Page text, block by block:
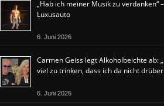
„Hab ich meiner Musik zu verdanken“
Luxusauto
6. Juni 2026
Carmen Geiss legt Alkoholbeichte ab:
viel zu trinken, dass ich da nicht
6. Juni 2026